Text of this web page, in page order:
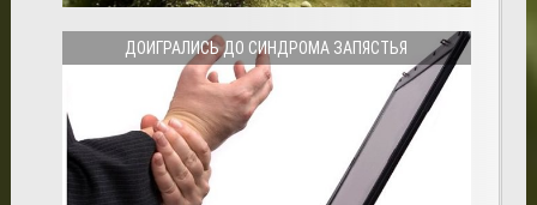
ДОИГРАЛИСЬ ДО СИНДРОМА ЗАПЯСТЬЯ